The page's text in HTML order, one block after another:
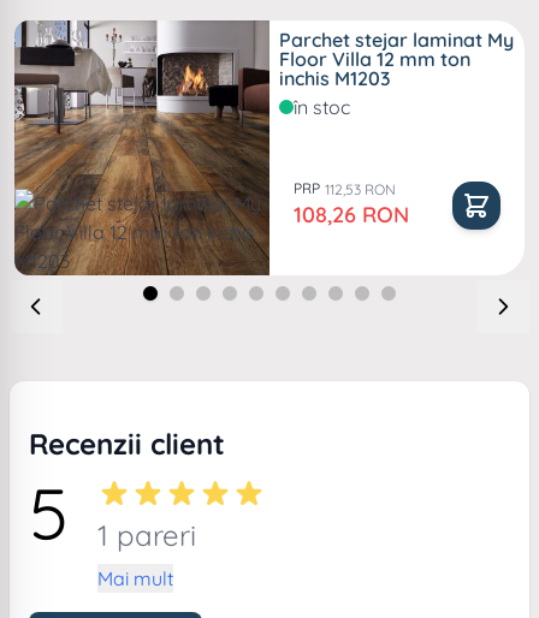
Parchet stejar laminat My
Floor Villa 12 mm ton
inchis M1203
în stoc
PRP 112,53 RON
Pret special
108,26 RON
Recenzii client
5 1 pareri
Mai mult